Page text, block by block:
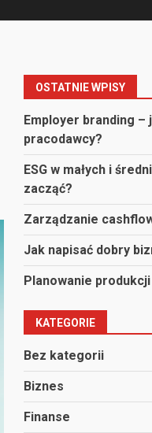
OSTATNIE WPISY
Employer branding –
pracodawcy?
ESG w małych i
zacząć?
Zarządzanie
Jak napisać dobry
Planowanie
KATEGORIE
Bez kategorii
Biznes
Finanse